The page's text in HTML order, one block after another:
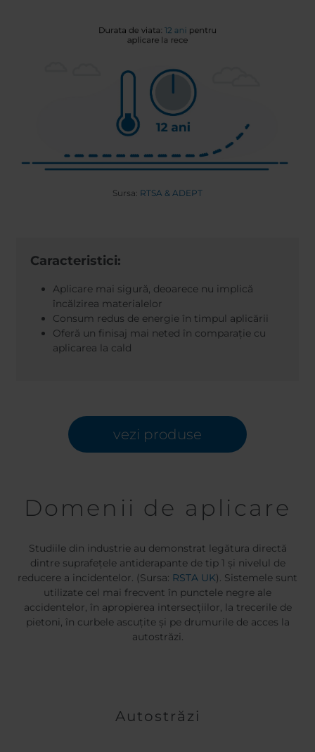
Sursa: RTSA & ADEPT
Caracteristici:
Aplicare mai sigură, deoarece nu implică
încălzirea materialelor
Consum redus de energie în timpul aplicării
Oferă un finisaj mai neted în comparație cu
aplicarea la cald
vezi produse
Domenii de aplicare
Studiile din industrie au demonstrat legătura directă
dintre suprafețele antiderapante de tip 1 și nivelul de
reducere a incidentelor. (Sursa: RSTA UK). Sistemele sunt
utilizate cel mai frecvent în punctele negre ale
accidentelor, în apropierea intersecțiilor, la trecerile de
pietoni, în curbele ascuțite și pe drumurile de acces la
autostrăzi.
Autostrăzi